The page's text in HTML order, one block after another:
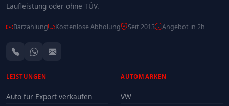
Laufleistung oder ohne TÜV.
Barzahlung Kostenlose Abholung Seit 2013 Angebot in 2h
LEISTUNGEN
Auto für Export verkaufen
AUTOMARKEN
VW